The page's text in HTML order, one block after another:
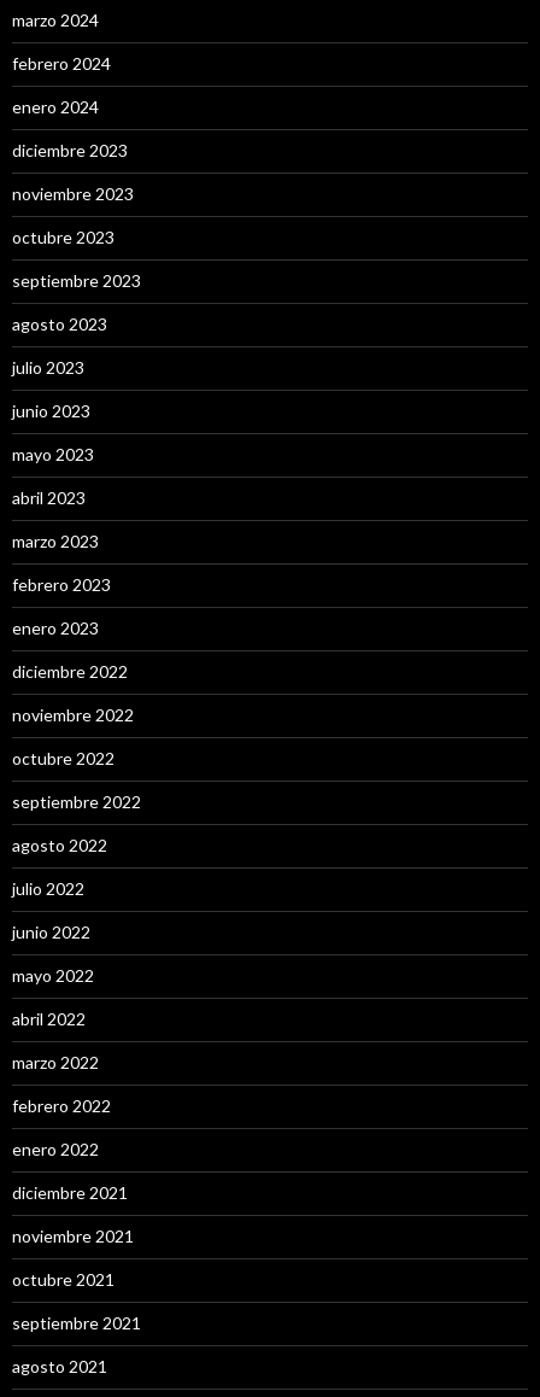
marzo 2024
febrero 2024
enero 2024
diciembre 2023
noviembre 2023
octubre 2023
septiembre 2023
agosto 2023
julio 2023
junio 2023
mayo 2023
abril 2023
marzo 2023
febrero 2023
enero 2023
diciembre 2022
noviembre 2022
octubre 2022
septiembre 2022
agosto 2022
julio 2022
junio 2022
mayo 2022
abril 2022
marzo 2022
febrero 2022
enero 2022
diciembre 2021
noviembre 2021
octubre 2021
septiembre 2021
agosto 2021